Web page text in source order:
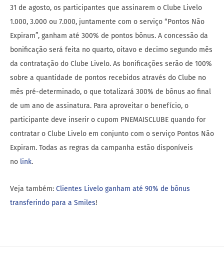
31 de agosto, os participantes que assinarem o Clube Livelo
1.000, 3.000 ou 7.000, juntamente com o serviço “Pontos Não
Expiram”, ganham até 300% de pontos bônus. A concessão da
bonificação será feita no quarto, oitavo e decimo segundo mês
da contratação do Clube Livelo. As bonificações serão de 100%
sobre a quantidade de pontos recebidos através do Clube no
mês pré-determinado, o que totalizará 300% de bônus ao final
de um ano de assinatura. Para aproveitar o benefício, o
participante deve inserir o cupom PNEMAISCLUBE quando for
contratar o Clube Livelo em conjunto com o serviço Pontos Não
Expiram. Todas as regras da campanha estão disponíveis
no link.
Veja também: Clientes Livelo ganham até 90% de bônus
transferindo para a Smiles!